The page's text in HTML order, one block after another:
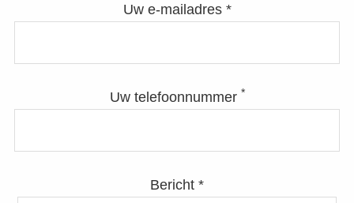
Uw e-mailadres *
Uw telefoonnummer *
Bericht *